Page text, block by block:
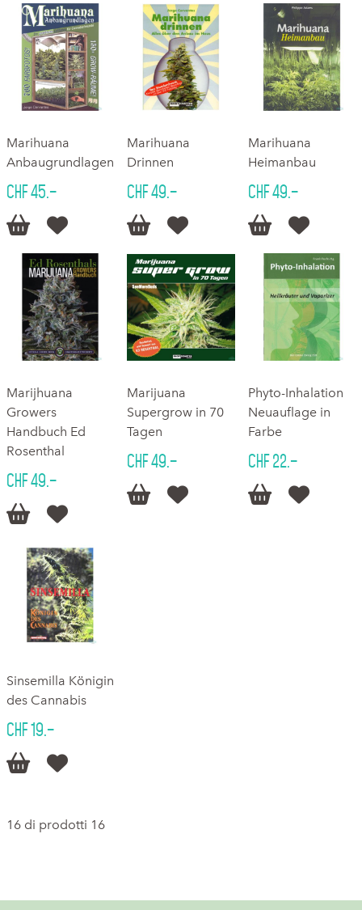
Marihuana
Anbaugrundlagen
CHF 45.–
 
Marihuana
Drinnen
CHF 49.–
 
Marihuana
Heimanbau
CHF 49.–
 
Marijhuana
Growers
Handbuch Ed
Rosenthal
CHF 49.–
 
Marijuana
Supergrow in 70
Tagen
CHF 49.–
 
Phyto-Inhalation
Neuauflage in
Farbe
CHF 22.–
 
Sinsemilla Königin
des Cannabis
CHF 19.–
 
16 di prodotti 16